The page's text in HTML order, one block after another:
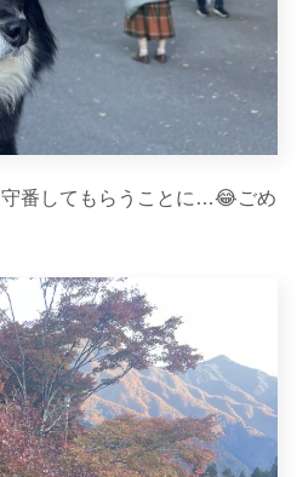
番してもらうことに…😂ごめ